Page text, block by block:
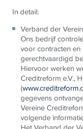
In detail:
Verband der
Ons bedrijf
voor contracten en
gerechtvaardigd
Hiervoor werken
Creditreform e.V.,
(
gegevens
Vereine
volgende